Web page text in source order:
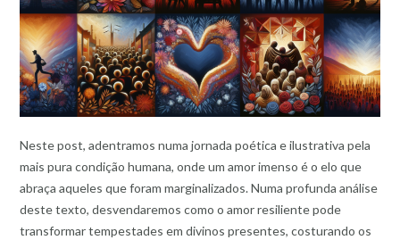
Neste post, adentramos numa jornada poética e ilustrativa pela
mais pura condição humana, onde um amor imenso é o elo que
abraça aqueles que foram marginalizados. Numa profunda análise
deste texto, desvendaremos como o amor resiliente pode
transformar tempestades em divinos presentes, costurando os